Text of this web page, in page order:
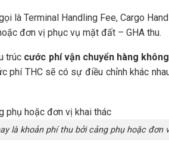
là Terminal Handling Fee, Cargo
đơn vị phục vụ mặt đất – GHA thu.
trúc cước phí vận chuyển hàng không
phí THC sẽ có sự điều chỉnh khác
là khoản phí thu bởi cảng phụ hoặc đơn